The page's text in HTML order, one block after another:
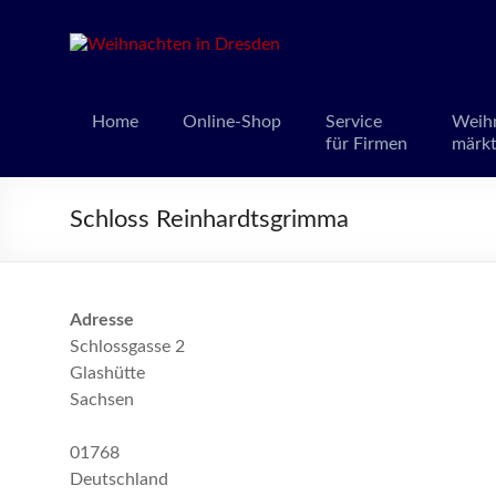
Home Online-Shop
Service
für Firmen
Schloss Reinhardtsgrimma
Adresse
Schlossgasse 2
Glashütte
Sachsen
01768
Deutschland